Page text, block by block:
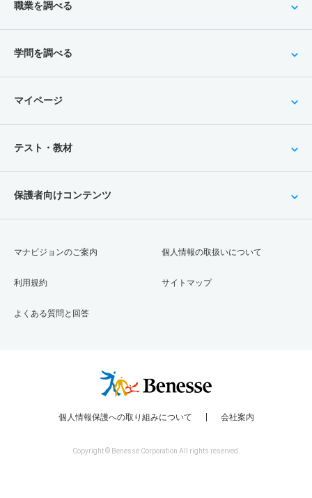
職業を調べる
学問を調べる
マイページ
テスト・教材
保護者向けコンテンツ
マナビジョンのご案内
利用規約
よくある質問と回答
個人情報の取扱いについて
サイトマップ
個人情報保護への取り組みについて 会社案内
Copyright © Benesse Corporation All rights reserved.